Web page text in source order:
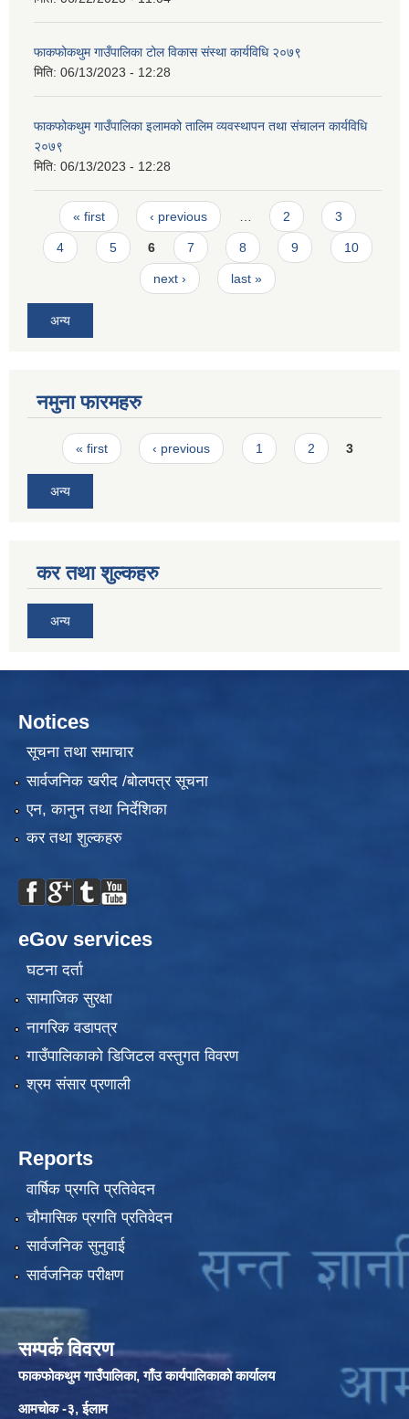
फाकफोकथुम गाउँपालिका टोल विकास संस्था कार्यविधि २०७९
मिति: 06/13/2023 - 12:28
फाकफोकथुम गाउँपालिका इलामको तालिम व्यवस्थापन तथा संचालन कार्यविधि
२०७९
मिति: 06/13/2023 - 12:28
Pages
« first ‹ previous 2 3
4 5 6 7 8 9 10
next › last »
अन्य
नमुना फारमहरु
Pages
« first ‹ previous 1 2 3
अन्य
कर तथा शुल्कहरु
अन्य
Notices
सूचना तथा समाचार
सार्वजनिक खरीद /बोलपत्र सूचना
एन, कानुन तथा निर्देशिका
कर तथा शुल्कहरु
eGov services
घटना दर्ता
सामाजिक सुरक्षा
नागरिक वडापत्र
गाउँपालिकाको डिजिटल वस्तुगत विवरण
श्रम संसार प्रणाली
Reports
वार्षिक प्रगति प्रतिवेदन
चौमासिक प्रगति प्रतिवेदन
सार्वजनिक सुनुवाई
सार्वजनिक परीक्षण
सम्पर्क विवरण
फाकफोकथुम गाउँपालिका, गाँउ कार्यपालिकाको कार्यालय
आमचोक -३, ईलाम